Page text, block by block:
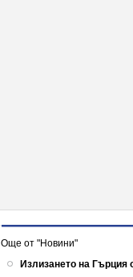
Още от "Новини"
Излизането на Гърция